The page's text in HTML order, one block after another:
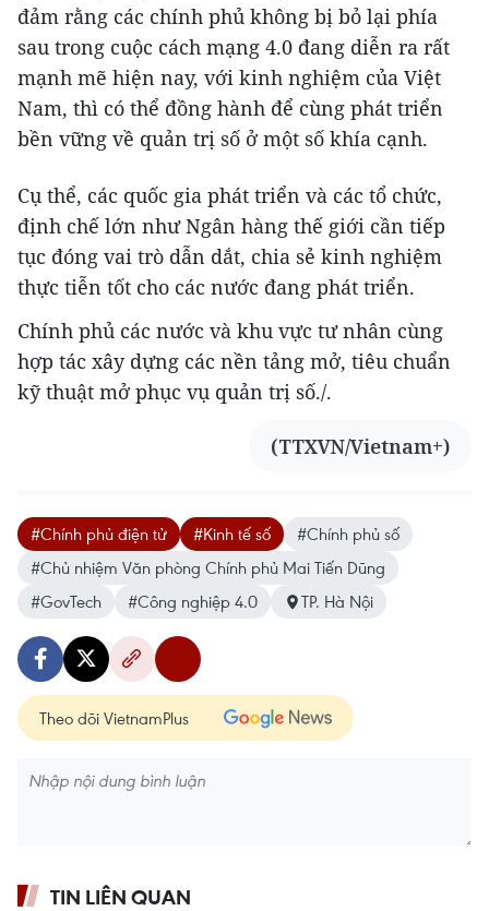
đảm rằng các chính phủ không bị bỏ lại phía
sau trong cuộc cách mạng 4.0 đang diễn ra rất
mạnh mẽ hiện nay, với kinh nghiệm của Việt
Nam, thì có thể đồng hành để cùng phát triển
bền vững về quản trị số ở một số khía cạnh.
Cụ thể, các quốc gia phát triển và các tổ chức,
định chế lớn như Ngân hàng thế giới cần tiếp
tục đóng vai trò dẫn dắt, chia sẻ kinh nghiệm
thực tiễn tốt cho các nước đang phát triển.
Chính phủ các nước và khu vực tư nhân cùng
hợp tác xây dựng các nền tảng mở, tiêu chuẩn
kỹ thuật mở phục vụ quản trị số./.
(TTXVN/Vietnam+)
#Chính phủ điện tử #Kinh tế số
#Chính phủ số
#Chủ nhiệm Văn phòng Chính phủ Mai Tiến Dũng
#GovTech
#Công nghiệp 4.0 TP. Hà Nội
Theo dõi VietnamPlus
TIN LIÊN QUAN